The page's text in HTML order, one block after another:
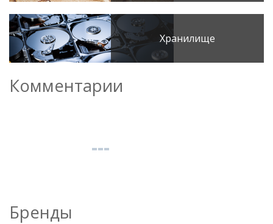
Хранилище
Комментарии
Бренды